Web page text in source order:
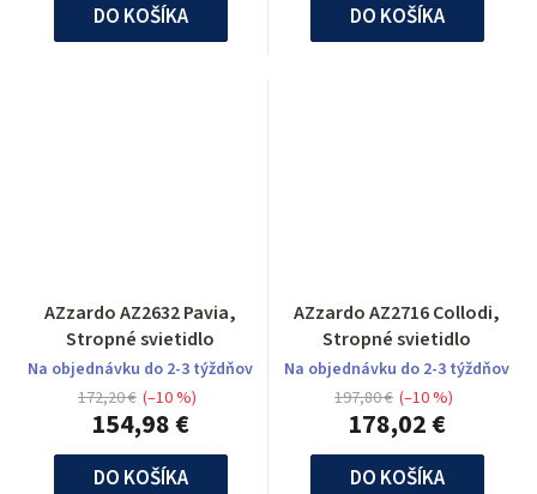
DO KOŠÍKA DO KOŠÍKA
AZzardo AZ2632 Pavia,
Stropné svietidlo
Na objednávku do 2-3 týždňov
154,98 €
172,20 € (–10 %)
DO KOŠÍKA
AZzardo AZ2716 Collodi,
Stropné svietidlo
Na objednávku do 2-3 týždňov
178,02 €
197,80 € (–10 %)
DO KOŠÍKA